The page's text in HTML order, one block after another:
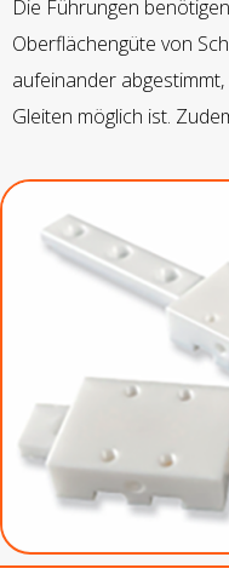
Die Führungen
Oberflächengüte von
aufeinander
Gleiten möglich ist.